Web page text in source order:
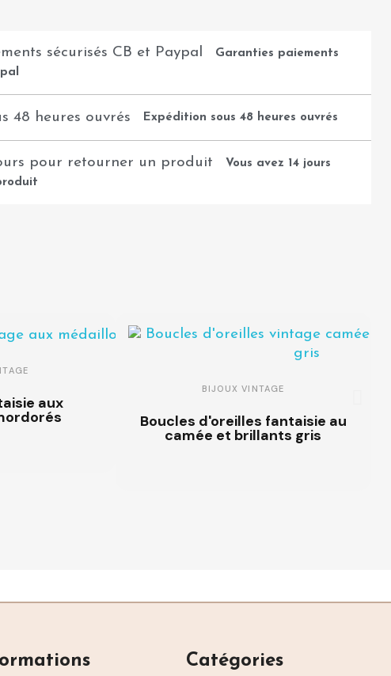
Garanties paiements
Expédition sous 48 heures ouvrés
Vous avez 14 jours
aux
BIJOUX VINTAGE
Boucles d'oreilles fantaisie au
camée et brillants gris
Catégories